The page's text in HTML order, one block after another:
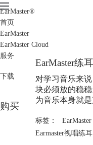
EarMaster®
首页
EarMaster
EarMaster Cloud
服务
下载
购买
EarMaster练
对学习音乐来
块必须放的稳
为音乐本身就是
标签： EarMaster
Earmaster视唱练耳